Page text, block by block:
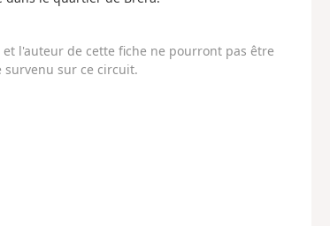
l'auteur de cette fiche ne pourront pas être
survenu sur ce circuit.